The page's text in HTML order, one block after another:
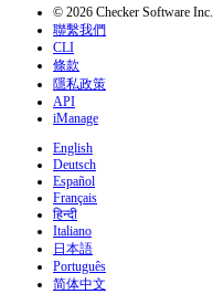
© 2026 Checker Software Inc.
聯繫我們
CLI
條款
隱私政策
API
iManage
English
Deutsch
Español
Français
हिन्दी
Italiano
日本語
Português
简体中文